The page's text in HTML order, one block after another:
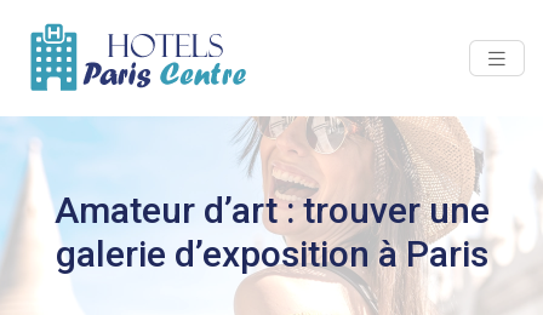
Amateur d’art : trouver une
galerie d’exposition à Paris